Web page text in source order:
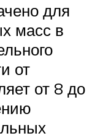
для
масс в
от
от 8 до